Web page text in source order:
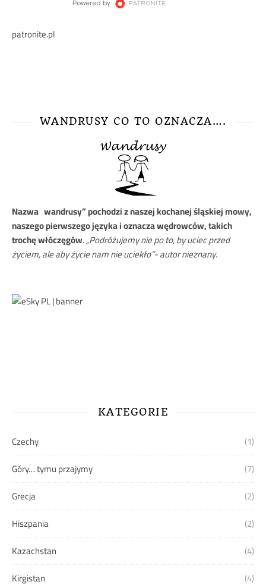
patronite.pl
WANDRUSY CO TO OZNACZA….
Nazwa„wandrusy” pochodzi z naszej kochanej śląskiej mowy,
naszego pierwszego języka i oznacza wędrowców, takich
trochę włóczęgów.„Podróżujemy nie po to, by uciec przed
życiem, ale aby życie nam nie uciekło”- autor nieznany.
KATEGORIE
Czechy
(1)
Góry… tymu przajymy
(7)
Grecja
(2)
Hiszpania
(2)
Kazachstan
(4)
Kirgistan
(4)